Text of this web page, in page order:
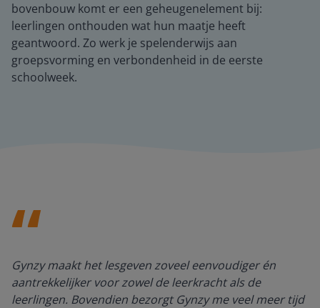
bovenbouw komt er een geheugenelement bij:
leerlingen onthouden wat hun maatje heeft
geantwoord. Zo werk je spelenderwijs aan
groepsvorming en verbondenheid in de eerste
schoolweek.
Gynzy maakt het lesgeven zoveel eenvoudiger én
aantrekkelijker voor zowel de leerkracht als de
leerlingen. Bovendien bezorgt Gynzy me veel meer tijd